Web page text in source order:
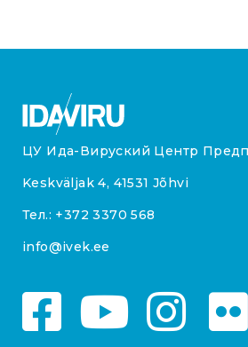
ЦУ Ида-Вируский Центр
Keskväljak 4, 41531 Jõhvi
Тел.: +372 3370 568
info@ivek.ee